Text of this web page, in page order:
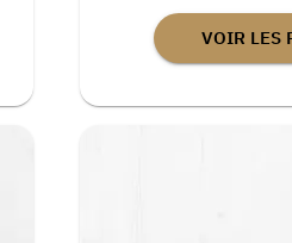
VOIR LES